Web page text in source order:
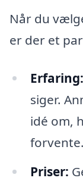
Når du
er der et
Erfaring:
siger.
idé om,
forvente.
Priser: